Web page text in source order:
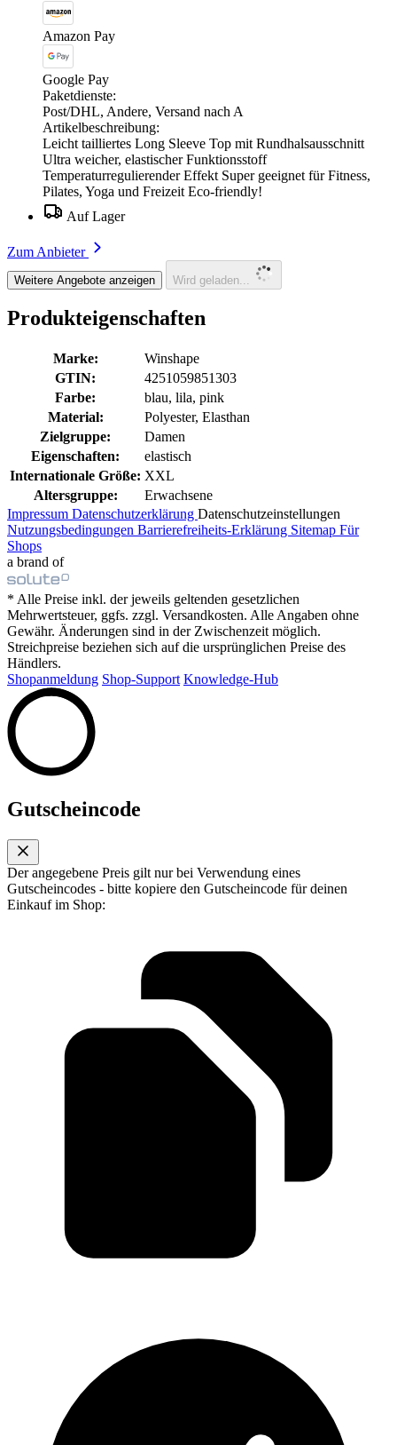
Amazon Pay
Google Pay
Paketdienste:
Post/DHL, Andere, Versand nach A
Artikelbeschreibung:
Leicht tailliertes Long Sleeve Top mit Rundhalsausschnitt
Ultra weicher, elastischer Funktionsstoff
Temperaturregulierender Effekt Super geeignet für Fitness,
Pilates, Yoga und Freizeit Eco-friendly!
Auf Lager
Zum Anbieter
Weitere Angebote anzeigen Wird geladen...
Produkteigenschaften
Marke:
Winshape
GTIN:
4251059851303
Farbe:
blau, lila, pink
Material:
Polyester, Elasthan
Zielgruppe:
Damen
Eigenschaften:
elastisch
Internationale Größe: XXL
Altersgruppe:
Erwachsene
Impressum Datenschutzerklärung Datenschutzeinstellungen
Nutzungsbedingungen Barrierefreiheits-Erklärung Sitemap Für
Shops
a brand of
* Alle Preise inkl. der jeweils geltenden gesetzlichen
Mehrwertsteuer, ggfs. zzgl. Versandkosten. Alle Angaben ohne
Gewähr. Änderungen sind in der Zwischenzeit möglich.
Streichpreise beziehen sich auf die ursprünglichen Preise des
Händlers.
Shopanmeldung Shop-Support Knowledge-Hub
Gutscheincode
Der angegebene Preis gilt nur bei Verwendung eines
Gutscheincodes - bitte kopiere den Gutscheincode für deinen
Einkauf im Shop: